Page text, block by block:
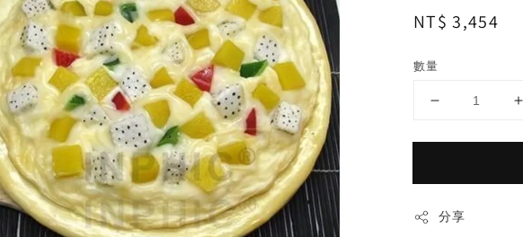
Regular
NT$ 3,454
數量
分享